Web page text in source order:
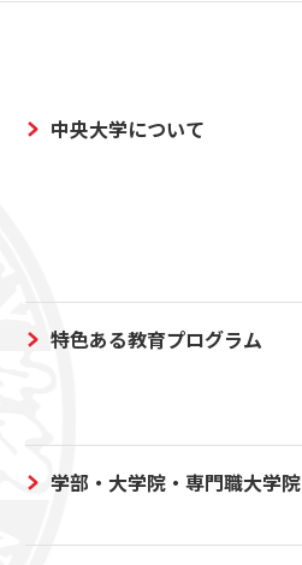
中央大学について
特色ある教育プログラム
学部・大学院・専門職大学院